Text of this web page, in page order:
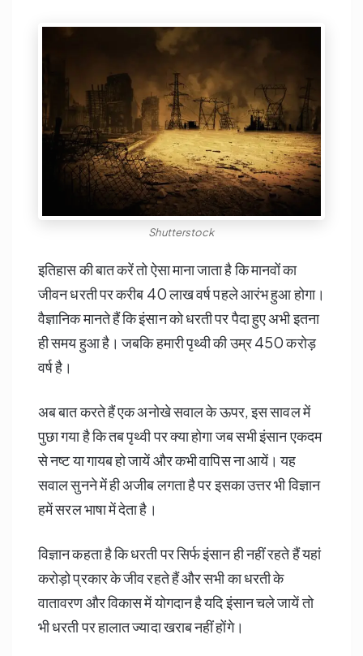
Shutterstock
इतिहास की बात करें तो ऐसा माना जाता है कि मानवों का
जीवन धरती पर करीब 40 लाख वर्ष पहले आरंभ हुआ होगा।
वैज्ञानिक मानते हैं कि इंसान को धरती पर पैदा हुए अभी इतना
ही समय हुआ है। जबकि हमारी पृथ्वी की उम्र 450 करोड़
वर्ष है।
अब बात करते हैं एक अनोखे सवाल के ऊपर, इस सावल में
पुछा गया है कि तब पृथ्वी पर क्या होगा जब सभी इंसान एकदम
से नष्ट या गायब हो जायें और कभी वापिस ना आयें। यह
सवाल सुनने में ही अजीब लगता है पर इसका उत्तर भी विज्ञान
हमें सरल भाषा में देता है।
विज्ञान कहता है कि धरती पर सिर्फ इंसान ही नहीं रहते हैं यहां
करोड़ो प्रकार के जीव रहते हैं और सभी का धरती के
वातावरण और विकास में योगदान है यदि इंसान चले जायें तो
भी धरती पर हालात ज्यादा खराब नहीं होंगे।